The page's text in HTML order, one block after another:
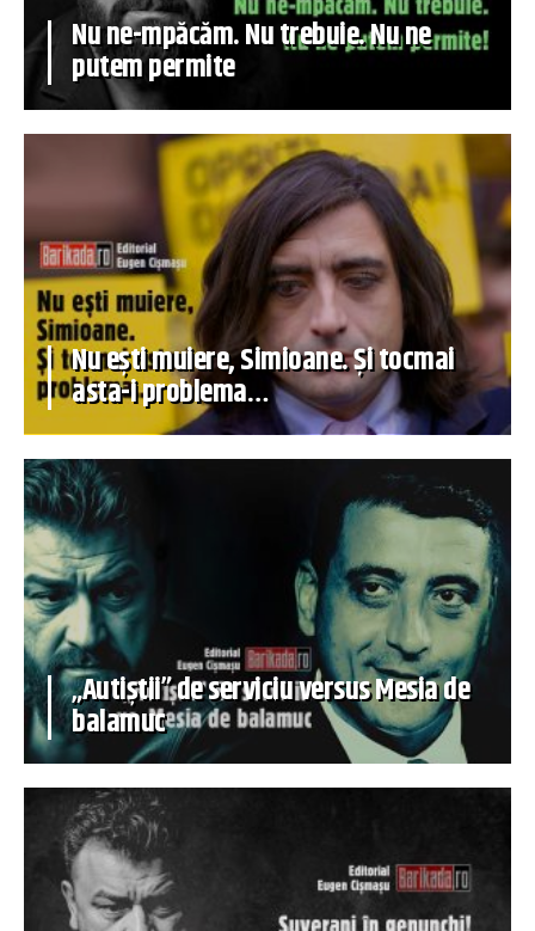
Nu ne-mpăcăm. Nu trebuie. Nu ne
putem permite
Nu ești muiere, Simioane. Și tocmai
asta-i problema…
„Autiștii” de serviciu versus Mesia de
balamuc